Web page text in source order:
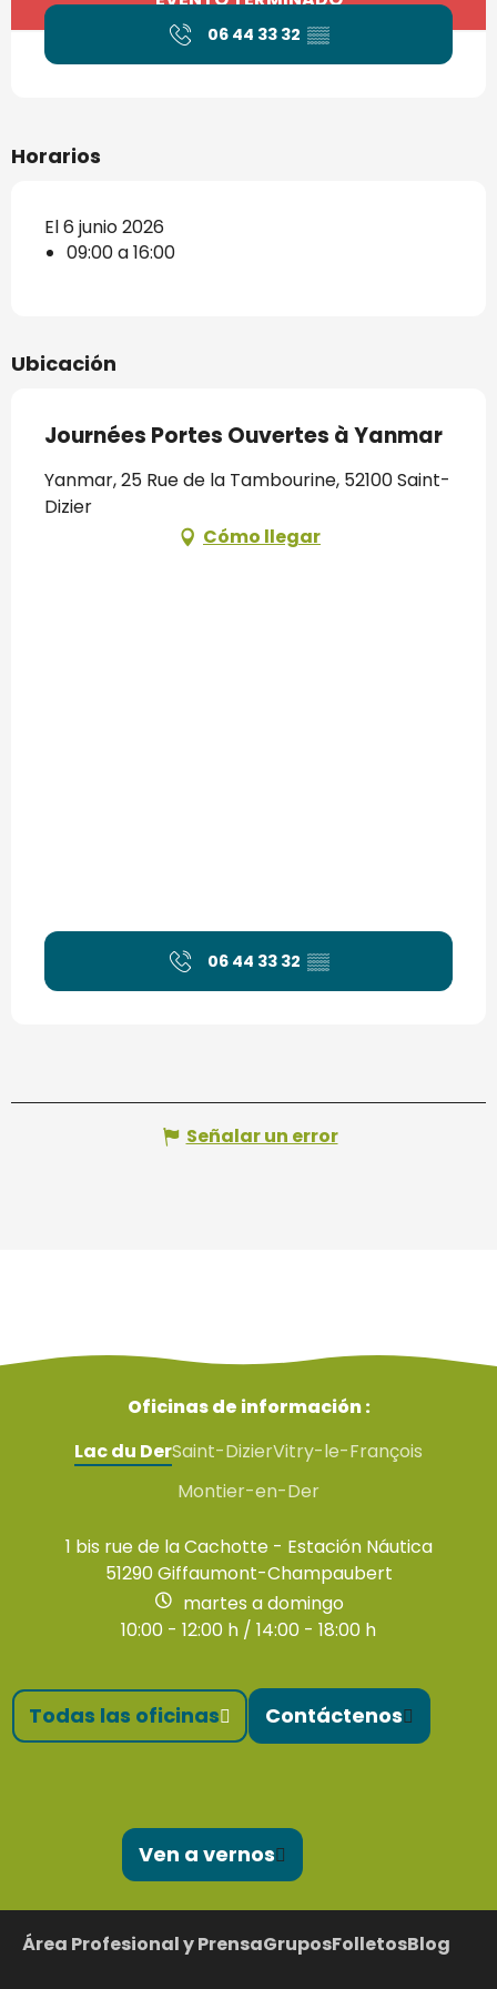
06 44 33 32 ▒▒
Horarios
El 6 junio 2026
09:00 a 16:00
Ubicación
Journées Portes Ouvertes à Yanmar
Yanmar, 25 Rue de la Tambourine, 52100 Saint-
Dizier
Cómo llegar
06 44 33 32 ▒▒
Señalar un error
Oficinas de información :
Lac du DerSaint-DizierVitry-le-François
Montier-en-Der
1 bis rue de la Cachotte - Estación Náutica
51290 Giffaumont-Champaubert
martes a domingo
10:00 - 12:00 h / 14:00 - 18:00 h
Todas las oficinas Contáctenos
Ven a vernos
Área Profesional y PrensaGruposFolletosBlog